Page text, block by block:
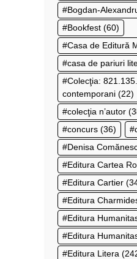
Bogdan-
Bookfest (60)
Casa de Editură
casa de pariuri
Colecţia:
contemporani (22)
colecţia n’autor
concurs (36)
Denisa
Editura Cartea
Editura Cartier
Editura
Editura
Editura
Editura Litera